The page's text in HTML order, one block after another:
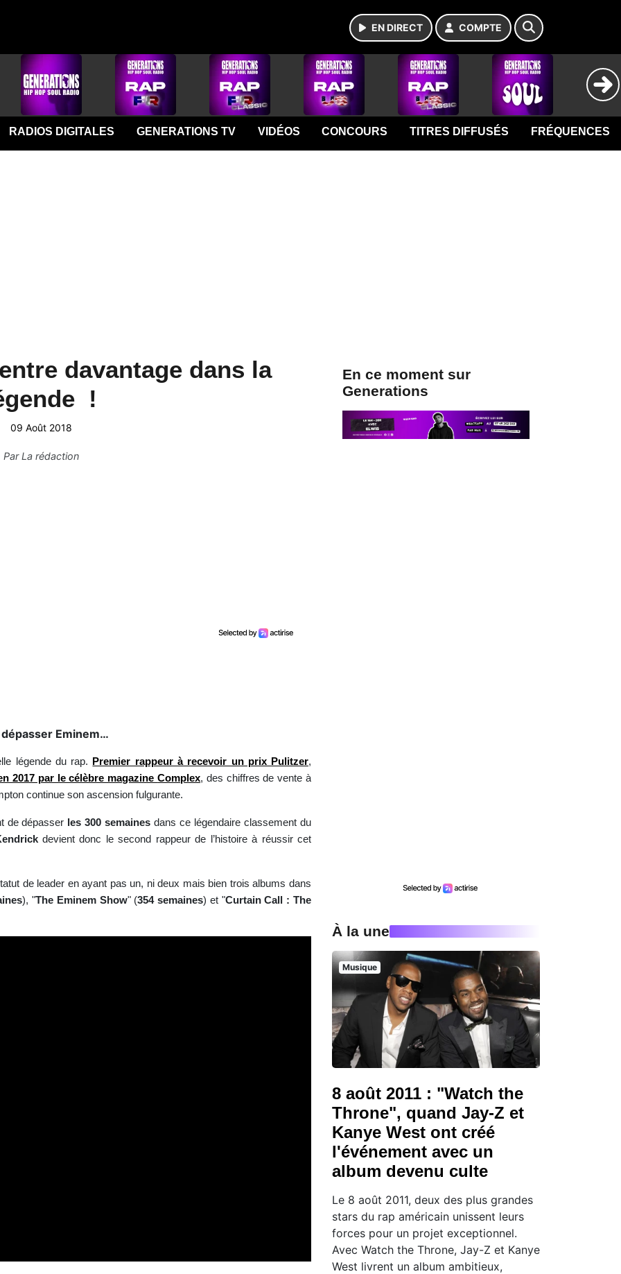
EN DIRECT COMPTE
RADIOS DIGITALES GENERATIONS TV VIDÉOS CONCOURS TITRES DIFFUSÉS FRÉQUENCES
davantage dans la
!
09 Août 2018
ParLa rédaction
Eminem…
légende du rap. Premier rappeur à recevoir un prix Pulitzer,
2017 par le célèbre magazineComplex, des chiffres de vente à
continue son ascension fulgurante.
de dépasser les 300 semainesdans ce légendaire classement du
devient donc le second rappeur de l’histoire à réussir cet
de leader en ayant pas un, ni deux mais bien trois albums dans
), "The Eminem Show" (354 semaines) et "Curtain Call : The
En ce moment sur
Generations
À la une
Musique
8 août 2011 : "Watch the
Throne", quand Jay-Z et
Kanye West ont créé
l'événement avec un
album devenu culte
Le 8 août 2011, deux des plus grandes
stars du rap américain unissent leurs
forces pour un projet exceptionnel.
Avec Watch the Throne, Jay-Z et Kanye
West livrent un album ambitieux,